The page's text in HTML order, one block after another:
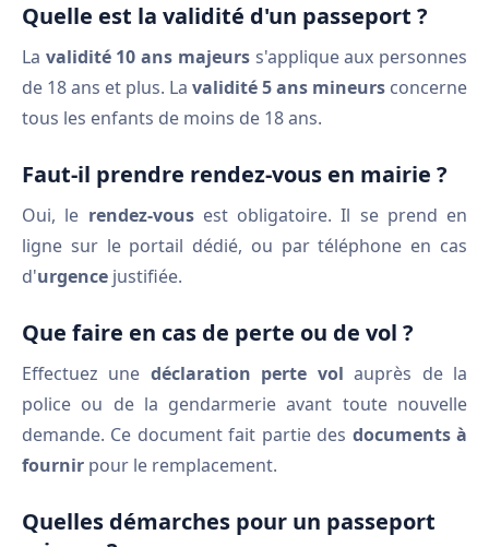
Quelle est la validité d'un passeport ?
La validité 10 ans majeurss'applique aux personnes
de 18 ans et plus. La validité 5 ans mineurs concerne
tous les enfants de moins de 18 ans.
Faut-il prendre rendez-vous en mairie ?
Oui, le rendez-vousest obligatoire. Il se prend en
ligne sur le portail dédié, ou par téléphone en cas
d'urgence justifiée.
Que faire en cas de perte ou de vol ?
Effectuez une déclaration perte vol auprès de la
police ou de la gendarmerie avant toute nouvelle
demande. Ce document fait partie des documents à
fournir pour le remplacement.
Quelles démarches pour un passeport